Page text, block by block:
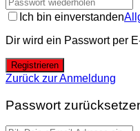
Ich bin einverstanden
Dir wird ein Passwort per
Registrieren
Zurück zur Anmeldung
Passwort